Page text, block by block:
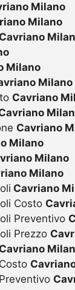
Milano
Milano
Cavriano
Milano
Milano
Cavriano
Cavriano
Milano
Milano
Milano
Cavriano
Costo
Preventivo
Prezzo
Cavriano